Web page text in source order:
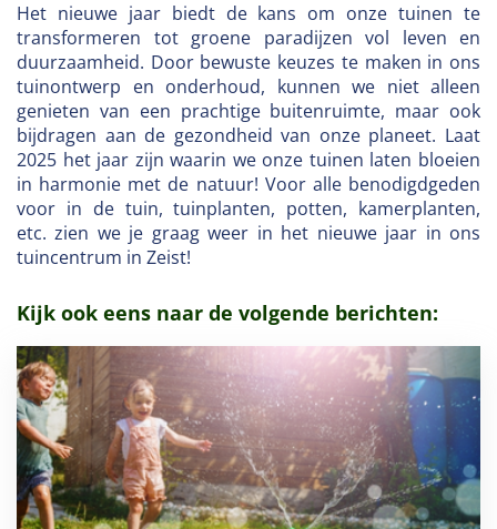
Het nieuwe jaar biedt de kans om onze tuinen te
transformeren tot groene paradijzen vol leven en
duurzaamheid. Door bewuste keuzes te maken in ons
tuinontwerp en onderhoud, kunnen we niet alleen
genieten van een prachtige buitenruimte, maar ook
bijdragen aan de gezondheid van onze planeet. Laat
2025 het jaar zijn waarin we onze tuinen laten bloeien
in harmonie met de natuur! Voor alle benodigdgeden
voor in de tuin, tuinplanten, potten, kamerplanten,
etc. zien we je graag weer in het nieuwe jaar in ons
tuincentrum in Zeist!
Kijk ook eens naar de volgende berichten: